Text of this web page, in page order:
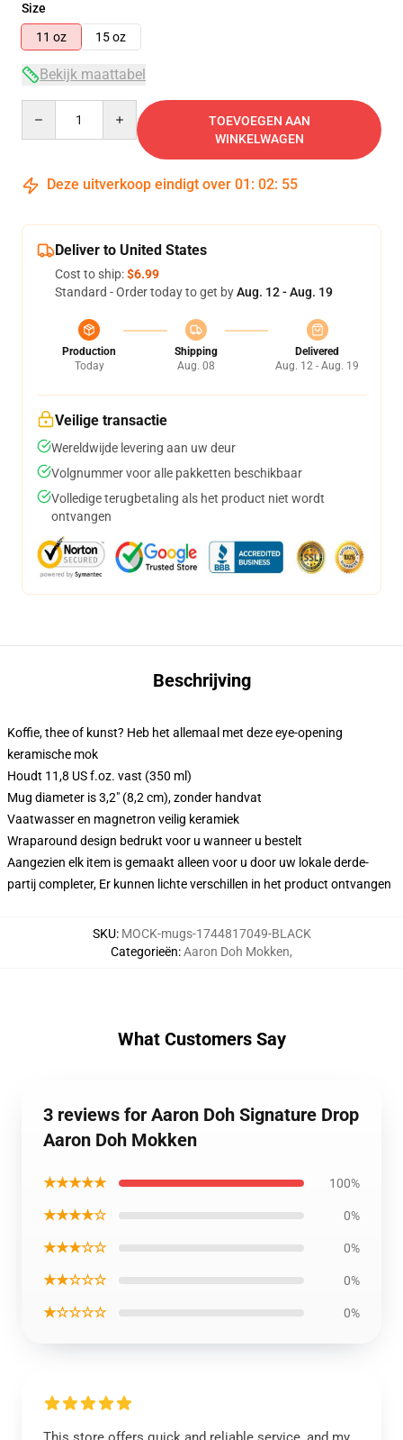
Size
11 oz
15 oz
Bekijk maattabel
TOEVOEGEN AAN
WINKELWAGEN
Deze uitverkoop eindigt over 01 : 02: 55
Deliver to United States
Cost to ship:$6.99
Standard - Order today to get byAug. 12 - Aug. 19
Production
Today
Shipping
Aug. 08
Delivered
Aug. 12 - Aug. 19
Veilige transactie
Wereldwijde levering aan uw deur
Volgnummer voor alle pakketten beschikbaar
Volledige terugbetaling als het product niet wordt
ontvangen
Beschrijving
Koffie, thee of kunst? Heb het allemaal met deze eye-opening
keramische mok
Houdt 11,8 US f.oz. vast (350 ml)
Mug diameter is 3,2" (8,2 cm), zonder handvat
Vaatwasser en magnetron veilig keramiek
Wraparound design bedrukt voor u wanneer u bestelt
Aangezien elk item is gemaakt alleen voor u door uw lokale derde-
partij completer, Er kunnen lichte verschillen in het product ontvangen
SKU: MOCK-mugs-1744817049-BLACK
Categorieën:Aaron Doh Mokken,
What Customers Say
3 reviews for Aaron Doh Signature Drop
Aaron Doh Mokken
★★★★★ 100%
★★★★☆ 0%
★★★☆☆ 0%
★★☆☆☆ 0%
★☆☆☆☆ 0%